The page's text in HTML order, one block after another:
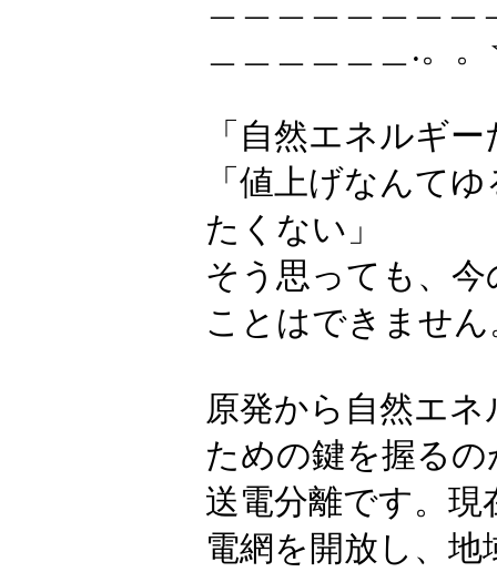
＿＿＿＿＿＿.。
「自然エネルギ
「値上げなんて
たくない」
そう思っても、
ことはできません
原発から自然エ
ための鍵を握るの
送電分離です。
電網を開放し、地